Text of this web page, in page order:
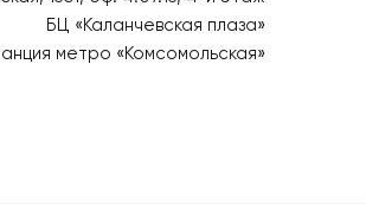
БЦ «Каланчевская плаза»
метро «Комсомольская»